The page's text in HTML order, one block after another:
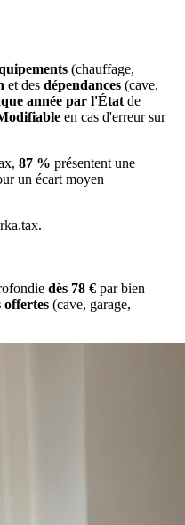
(chauffage,
et des dépendances (cave,
année par l'État de
en cas d'erreur sur
87 % présentent une
un écart moyen
dès 78 € par bien
offertes (cave, garage,